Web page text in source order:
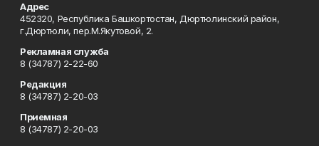
Адрес
452320, Республика Башкортостан, Дюртюлинский район,
г.Дюртюли, пер.М.Якутовой, 2.
Рекламная служба
8 (34787) 2-22-60
Редакция
8 (34787) 2-20-03
Приемная
8 (34787) 2-20-03